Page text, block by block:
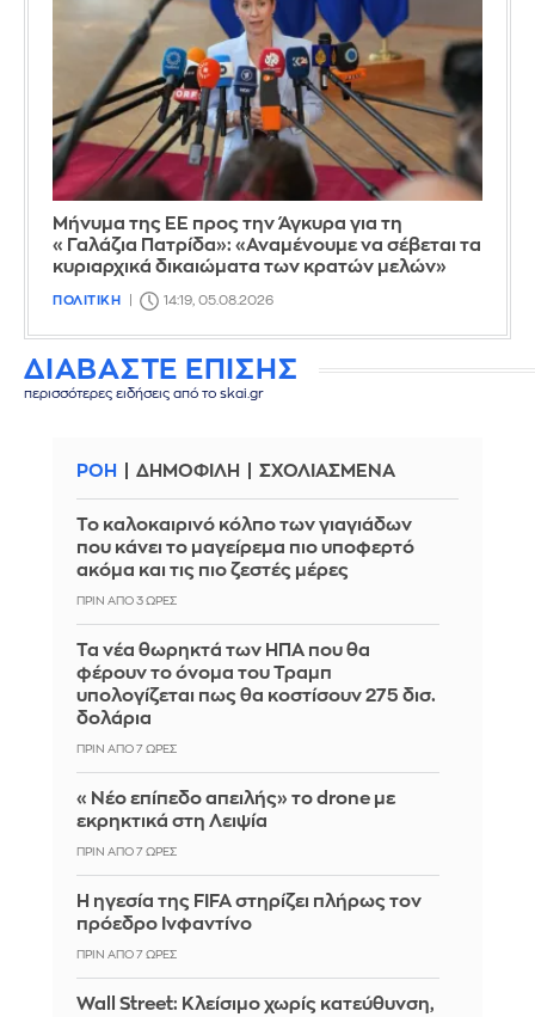
Μήνυμα της ΕΕ προς την Άγκυρα για τη
«Γαλάζια Πατρίδα»: «Αναμένουμε να σέβεται τα
κυριαρχικά δικαιώματα των κρατών μελών»
ΠΟΛΙΤΙΚΗ 14:19, 05.08.2026
ΔΙΑΒΑΣΤΕ ΕΠΙΣΗΣ
περισσότερες ειδήσεις από το skai.gr
ΡΟΗ ΔΗΜΟΦΙΛΗ ΣΧΟΛΙΑΣΜΕΝΑ
Το καλοκαιρινό κόλπο των γιαγιάδων
που κάνει το μαγείρεμα πιο υποφερτό
ακόμα και τις πιο ζεστές μέρες
ΠΡΙΝ ΑΠΌ 3 ΏΡΕΣ
Τα νέα θωρηκτά των ΗΠΑ που θα
φέρουν το όνομα του Τραμπ
υπολογίζεται πως θα κοστίσουν 275 δισ.
δολάρια
ΠΡΙΝ ΑΠΌ 7 ΏΡΕΣ
«Νέο επίπεδο απειλής» το drone με
εκρηκτικά στη Λειψία
ΠΡΙΝ ΑΠΌ 7 ΏΡΕΣ
Η ηγεσία της FIFA στηρίζει πλήρως τον
πρόεδρο Ινφαντίνο
ΠΡΙΝ ΑΠΌ 7 ΏΡΕΣ
Wall Street: Κλείσιμο χωρίς κατεύθυνση,